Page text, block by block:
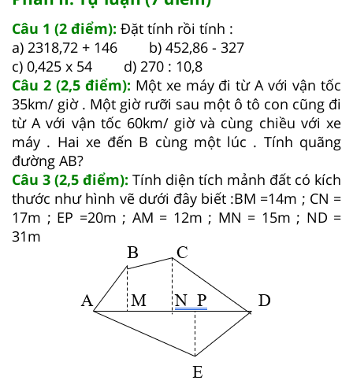
Câu 1 (2 điểm): Đặt tính rồi tính :
a) 2318,72 + 146 b) 452,86 - 327
c) 0,425 x 54 d) 270 : 10,8
Câu 2 (2,5 điểm): Một xe máy đi từ A với vận tốc
35km/ giờ . Một giờ rưỡi sau một ô tô con cũng đi
từ A với vận tốc 60km/ giờ và cùng chiều với xe
máy . Hai xe đến B cùng một lúc . Tính quãng
đường AB?
Câu 3 (2,5 điểm): Tính diện tích mảnh đất có kích
thước như hình vẽ dưới đây biết :BM =14m ; CN =
17m ; EP =20m ; AM = 12m ; MN = 15m ; ND =
31m